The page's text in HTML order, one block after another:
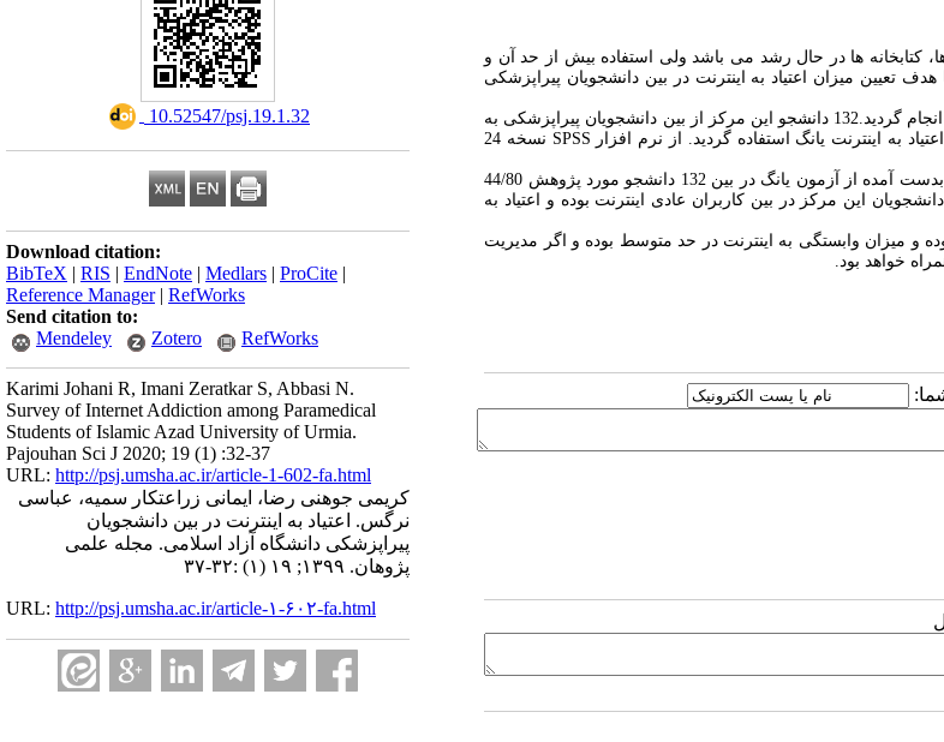
‎ 10.52547/psj.19.1.32
Download citation:
BibTeX | RIS | EndNote | Medlars | ProCite |
Reference Manager| RefWorks
Send citation to:
Mendeley
Zotero RefWorks
Karimi Johani R, Imani Zeratkar S, Abbasi N.
Survey of Internet Addiction among Paramedical
Students of Islamic Azad University of Urmia.
Pajouhan Sci J 2020; 19 (1) :32-37
URL: http://psj.umsha.ac.ir/article-1-602-fa.html
کریمی جوهنی رضا، ایمانی زراعتکار سمیه، عباسی
نرگس. اعتیاد به اینترنت در بین دانشجویان
پیراپزشکی دانشگاه آزاد اسلامی. مجله علمی
پژوهان. ۱۳۹۹; ۱۹ (۱) :۳۲-۳۷
URL: http://psj.umsha.ac.ir/article-۱-۶۰۲-fa.html
ﮐﺘﺎﺑﺨﺎﻧﻪ ﻫﺎ در ﺣﺎل رﺷﺪ ﻣﯽ ﺑﺎﺷﺪ ولی استفاده بیش از حد آن و
تعیین میزان اعتیاد به اینترنت در بین دانشجویان پیراپزشکی
این پژوهش مقطعی در زمستان 1398 در بین دانشجویان دانشگاه آزاد واحد ارومیه انجام گردید.132 دانشجو این مرکز از بین دانشجویان پیراپزشکی به
به اینترنت یانگ استفاده گردید. از نرم افزار SPSS
نسخه 24
در این مطالعه در بین 132 دانشجو پیراپزشکی، 49 نفر پسر و 83 نفر دختر بودند که نمره بدست آمده از آزمون یانگ در بین 132 دانشجو مورد پژوهش 44/80
این مرکز در بین کاربران عادی اینترنت بوده و اعتیاد به
و میزان وابستگی به اینترنت در حد متوسط بوده و اگر مدیریت
خواهد بود.